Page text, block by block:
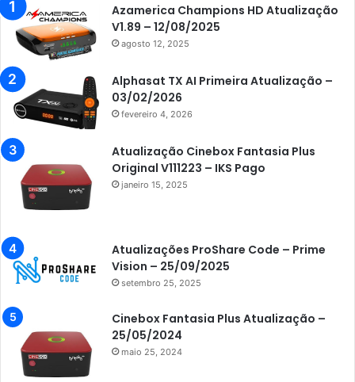
Azamerica
Azamerica Beats
Azamerica Champions
Azamerica Champions IPTV
Azamerica Extremo IPTV
Azamerica F92 Plus
Azamerica Gold
Azamerica i7 IPTV
Azamerica King
Azamerica King GX PRO
Azamerica King IPTV
Azamerica Mobi
Azamerica Champions HD Atualização
V1.89 – 12/08/2025
agosto 12, 2025
Alphasat TX AI Primeira Atualização –
03/02/2026
fevereiro 4, 2026
Atualização Cinebox Fantasia Plus
Original V111223 – IKS Pago
janeiro 15, 2025
Atualizações ProShare Code – Prime
Vision – 25/09/2025
setembro 25, 2025
Cinebox Fantasia Plus Atualização –
25/05/2024
maio 25, 2024